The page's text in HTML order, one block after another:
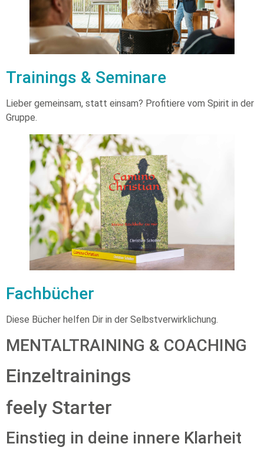
Trainings & Seminare
Lieber gemeinsam, statt einsam? Profitiere vom Spirit in der
Gruppe.
Fachbücher
Diese Bücher helfen Dir in der Selbstverwirklichung.
MENTALTRAINING & COACHING
Einzeltrainings
feely Starter
Einstieg in deine innere Klarheit